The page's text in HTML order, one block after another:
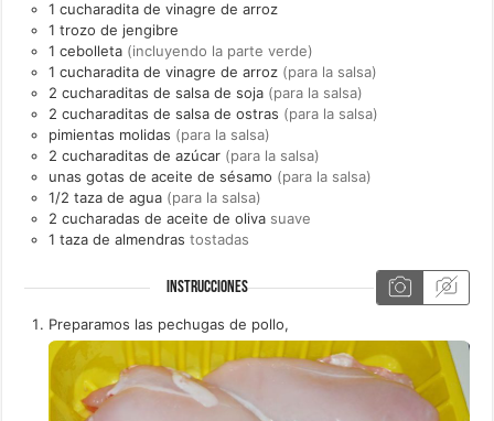
1 cucharadita de vinagre de arroz
1 trozo de jengibre
1 cebolleta (incluyendo la parte verde)
1 cucharadita de vinagre de arroz (para la salsa)
2 cucharaditas de salsa de soja (para la salsa)
2 cucharaditas de salsa de ostras (para la salsa)
pimientas molidas (para la salsa)
2 cucharaditas de azúcar (para la salsa)
unas gotas de aceite de sésamo (para la salsa)
1/2taza de agua (para la salsa)
2 cucharadas de aceite de oliva suave
1 taza de almendras tostadas
INSTRUCCIONES
Preparamos las pechugas de pollo,